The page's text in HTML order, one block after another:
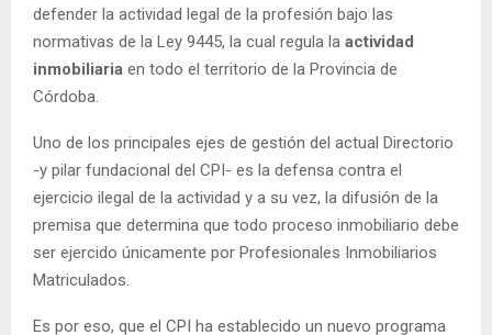
defender la actividad legal de la profesión bajo las
normativas de la Ley 9445, la cual regula la actividad
inmobiliaria en todo el territorio de la Provincia de
Córdoba.
Uno de los principales ejes de gestión del actual Directorio
-y pilar fundacional del CPI- es la defensa contra el
ejercicio ilegal de la actividad y a su vez, la difusión de la
premisa que determina que todo proceso inmobiliario debe
ser ejercido únicamente por Profesionales Inmobiliarios
Matriculados.
Es por eso, que el CPI ha establecido un nuevo programa